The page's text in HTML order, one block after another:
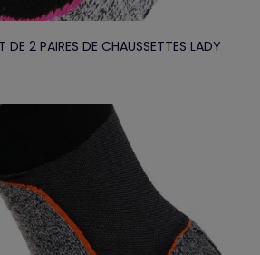
2 PAIRES DE CHAUSSETTES LADY